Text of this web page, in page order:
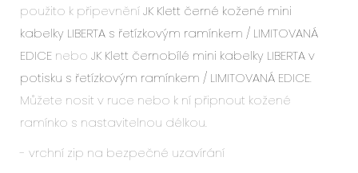
použito k připevněníJK Klett černé kožené mini
kabelky LIBERTA s řetízkovým ramínkem / LIMITOVANÁ
EDICE nebo JK Klett černobílé mini kabelky LIBERTA v
potisku s řetízkovým ramínkem / LIMITOVANÁ EDICE.
Můžete nosit v ruce nebo k ní připnout kožené
ramínko s nastavitelnou délkou.
- vrchní zip na bezpečné uzavírání